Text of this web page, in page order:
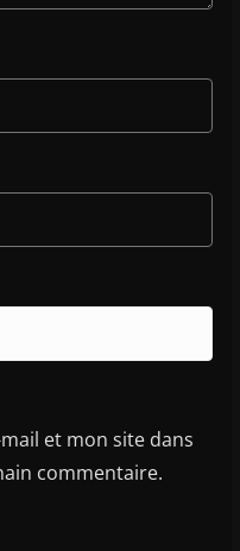
et mon site dans
commentaire.